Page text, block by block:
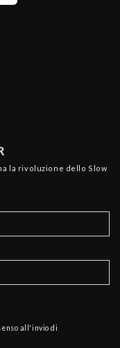
la rivoluzione dello Slow
all'invio di